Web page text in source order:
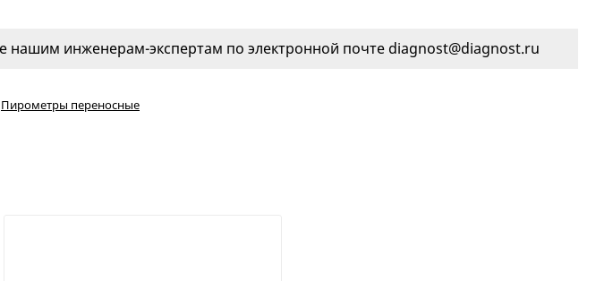
инженерам-экспертам по электронной почте diagnost@diagnost.ru
Пирометры переносные